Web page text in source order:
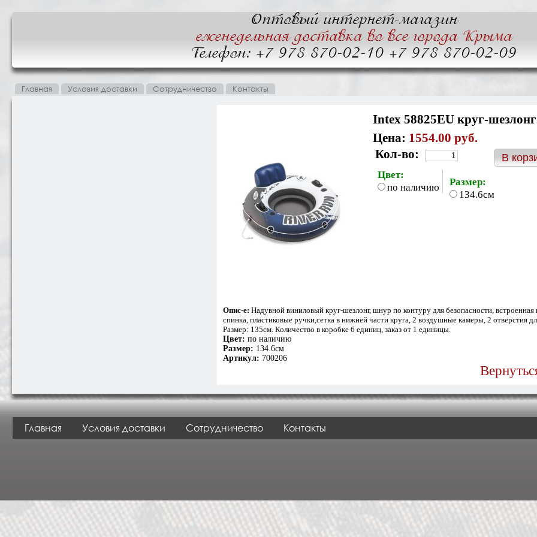
Оптовый интернет-магазин
еженедельная доставка во все города Крыма
Телефон: +7 978 870-02-10 +7 978 870-02-09
Главная Условия доставки Сотрудничество Контакты
Intex 58825EU круг-шезлонг
Цена: 1554.00 руб.
Кол-во:
Цвет:
по наличию
Размер:
134.6см
Опис-е: Надувной виниловый круг-шезлонг, шнур по контуру для безопасности, встроенная
спинка, пластиковые ручки,сетка в нижней части круга, 2 воздушные камеры, 2 отверстия
Размер: 135см. Количество в коробке 6 единиц, заказ от 1 единицы.
Цвет: по наличию
Размер: 134.6см
Артикул: 700206
Главная Условия доставки Сотрудничество Контакты